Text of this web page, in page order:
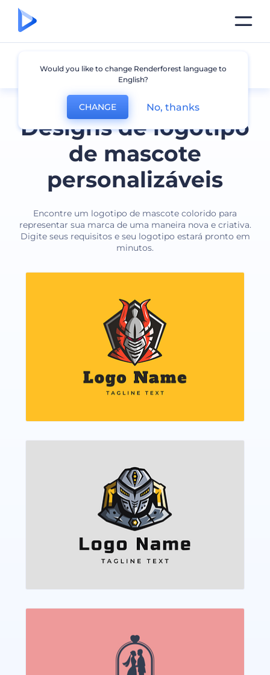
Designs de logotipo
de mascote
personalizáveis
Encontre um logotipo de mascote colorido para
representar sua marca de uma maneira nova e criativa.
Digite seus requisitos e seu logotipo estará pronto em
minutos.
Mascote
Would you like to change Renderforest language to
English?
CHANGE No, thanks